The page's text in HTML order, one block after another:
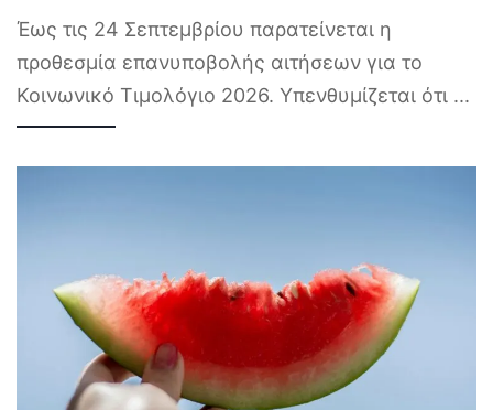
Έως τις 24 Σεπτεμβρίου παρατείνεται η
προθεσμία επανυποβολής αιτήσεων για το
Κοινωνικό Τιμολόγιο 2026. Υπενθυμίζεται ότι ...